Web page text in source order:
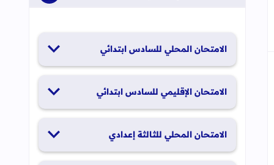
الامتحان المحلي للسادس ابتدائي
الامتحان الإقليمي للسادس ابتدائي
الامتحان المحلي للثالثة إعدادي